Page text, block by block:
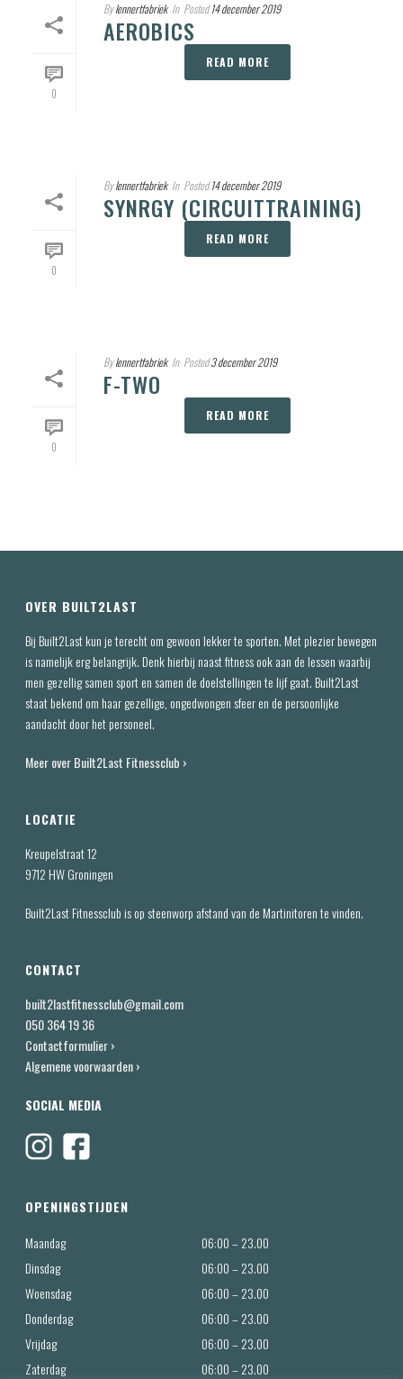
0
Bylennertfabriek In Posted 14 december 2019
AEROBICS
READ MORE
0
Bylennertfabriek In Posted 14 december 2019
SYNRGY (CIRCUITTRAINING)
READ MORE
0
Bylennertfabriek In Posted3 december 2019
F-TWO
READ MORE
OVER BUILT2LAST
Bij Built2Last kun je terecht om gewoon lekker te sporten. Met plezier bewegen
is namelijk erg belangrijk. Denk hierbij naast fitness ook aan de lessen waarbij
men gezellig samen sport en samen de doelstellingen te lijf gaat. Built2Last
staat bekend om haar gezellige, ongedwongen sfeer en de persoonlijke
aandacht door het personeel.
Meer over Built2Last Fitnessclub ›
LOCATIE
Kreupelstraat 12
9712 HW Groningen
Built2Last Fitnessclub is op steenworp afstand van de Martinitoren te vinden.
CONTACT
built2lastfitnessclub@gmail.com
050 364 19 36
Contactformulier ›
Algemene voorwaarden ›
SOCIAL MEDIA
OPENINGSTIJDEN
Maandag
06:00 – 23.00
Dinsdag
06:00 – 23.00
Woensdag
06:00 – 23.00
Donderdag
06:00 – 23.00
Vrijdag
06:00 – 23.00
Zaterdag
06:00 – 23.00